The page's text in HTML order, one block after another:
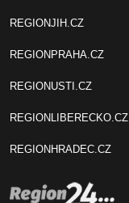
REGIONJIH.CZ
REGIONPRAHA.CZ
REGIONUSTI.CZ
REGIONLIBERECKO.CZ
REGIONHRADEC.CZ